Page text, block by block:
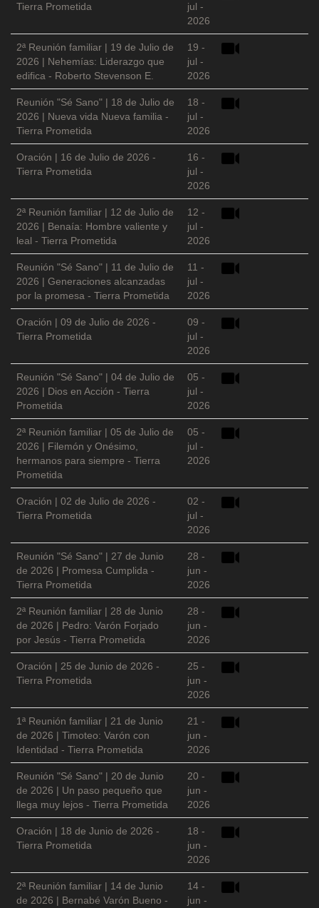
Tierra Prometida
jul -
2026
2ª Reunión familiar | 19 de Julio de
2026 | Nehemías: Liderazgo que
edifica - Roberto Stevenson E.
19 -
jul -
2026
Reunión "Sé Sano" | 18 de Julio de
2026 | Nueva vida Nueva familia -
Tierra Prometida
18 -
jul -
2026
Oración | 16 de Julio de 2026 -
Tierra Prometida
16 -
jul -
2026
2ª Reunión familiar | 12 de Julio de
2026 | Benaía: Hombre valiente y
leal - Tierra Prometida
12 -
jul -
2026
Reunión "Sé Sano" | 11 de Julio de
2026 | Generaciones alcanzadas
por la promesa - Tierra Prometida
11 -
jul -
2026
Oración | 09 de Julio de 2026 -
Tierra Prometida
09 -
jul -
2026
Reunión "Sé Sano" | 04 de Julio de
2026 | Dios en Acción - Tierra
Prometida
05 -
jul -
2026
2ª Reunión familiar | 05 de Julio de
2026 | Filemón y Onésimo,
hermanos para siempre - Tierra
Prometida
05 -
jul -
2026
Oración | 02 de Julio de 2026 -
Tierra Prometida
02 -
jul -
2026
Reunión "Sé Sano" | 27 de Junio
de 2026 | Promesa Cumplida -
Tierra Prometida
28 -
jun -
2026
2ª Reunión familiar | 28 de Junio
de 2026 | Pedro: Varón Forjado
por Jesús - Tierra Prometida
28 -
jun -
2026
Oración | 25 de Junio de 2026 -
Tierra Prometida
25 -
jun -
2026
1ª Reunión familiar | 21 de Junio
de 2026 | Timoteo: Varón con
Identidad - Tierra Prometida
21 -
jun -
2026
Reunión "Sé Sano" | 20 de Junio
de 2026 | Un paso pequeño que
llega muy lejos - Tierra Prometida
20 -
jun -
2026
Oración | 18 de Junio de 2026 -
Tierra Prometida
18 -
jun -
2026
2ª Reunión familiar | 14 de Junio
de 2026 | Bernabé Varón Bueno -
14 -
jun -